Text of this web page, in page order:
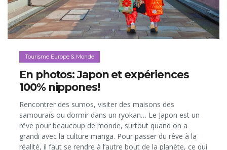
Tourisme Europe & Monde
En photos: Japon et expériences
100% nippones!
Rencontrer des sumos, visiter des maisons des
samouraïs ou dormir dans un ryokan… Le Japon est un
rêve pour beaucoup de monde, surtout quand on a
grandi avec la culture manga. Pour passer du rêve à la
réalité, il faut se rendre à l’autre bout de la planète, ce qui